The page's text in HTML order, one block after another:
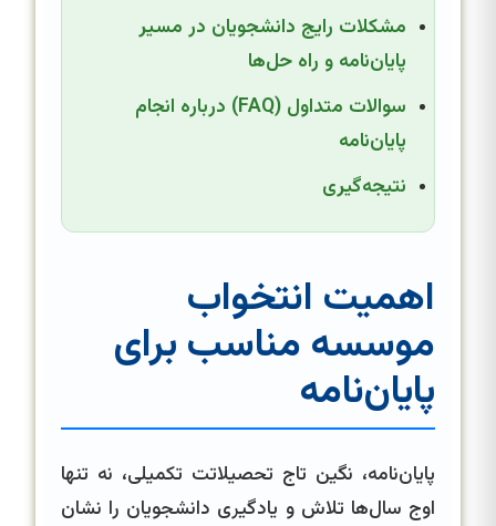
مشکلات رایج دانشجویان در مسیر
پایان‌نامه و راه حل‌ها
سوالات متداول (FAQ) درباره انجام
پایان‌نامه
نتیجه‌گیری
اهمیت انتخواب
موسسه مناسب برای
پایان‌نامه
پایان‌نامه، نگین تاج تحصیلاتت تکمیلی، نه تنها
اوج سال‌ها تلاش و یادگیری دانشجویان را نشان